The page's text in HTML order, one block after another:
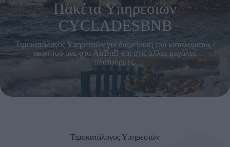
Πακέτα Υπηρεσιών
CYCLADESBNB
Τιμοκατάλογος Υπηρεσιών για διαχείριση του καταλύματος /
ακινήτου σας στο AirBnB και στις άλλες μεγάλες
πλατφόρμες.
Τιμοκατάλογος Υπηρεσιών